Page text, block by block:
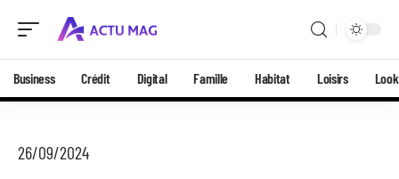
Business Crédit Digital Famille Habitat Loisirs Look
26/09/2024